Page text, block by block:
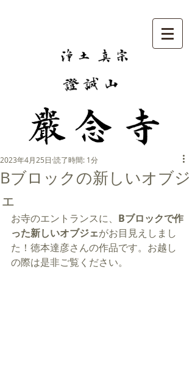
Bブロックの新しいオブジ
ェ
2023年4月25日 読了時間: 1分
お寺のエントランスに、 Bブロックで作
った新しいオブジェがお目見えしまし
た！徳本達彦さんの作品です。お越し
の際は是非ご覧ください。